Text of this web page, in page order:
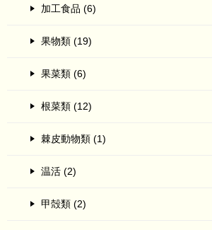
加工食品 (6)
果物類 (19)
果菜類 (6)
根菜類 (12)
棘皮動物類 (1)
温活 (2)
甲殻類 (2)